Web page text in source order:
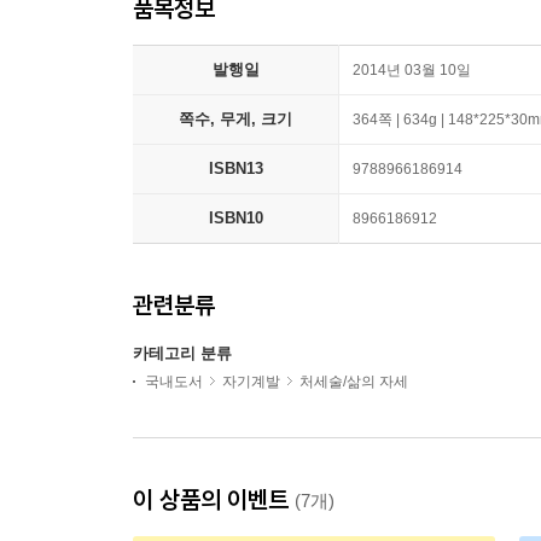
품목정보
발행일 2014년 03월 10일
쪽수, 무게, 크기 364쪽 | 634g |
ISBN13 9788966186914
ISBN10 8966186912
관련분류
카테고리 분류
국내도서 자기계발 처세술/삶의 자세
이 상품의 이벤트 (7개)